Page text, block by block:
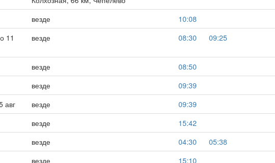
везде
10:08
11
везде 08:30 09:25
везде
08:50
везде
09:39
авг
везде
09:39
везде
15:42
везде 04:30
05:38
везде
15:10